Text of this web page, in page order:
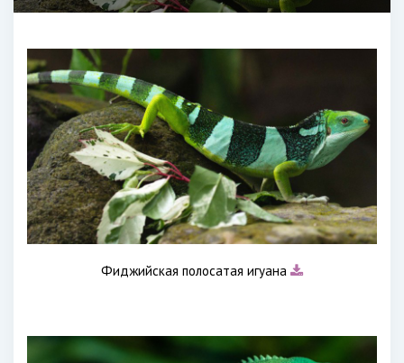
Фиджийская полосатая игуана